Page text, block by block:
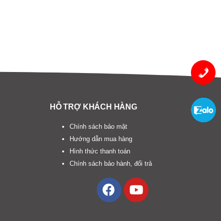
HỖ TRỢ KHÁCH HÀNG
Chính sách bảo mật
Hướng dẫn mua hàng
Hình thức thanh toán
Chính sách bảo hành, đổi trả